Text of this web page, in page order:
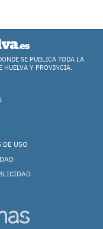
SE PUBLICA TODA LA
HUELVA Y PROVINCIA.
DE USO